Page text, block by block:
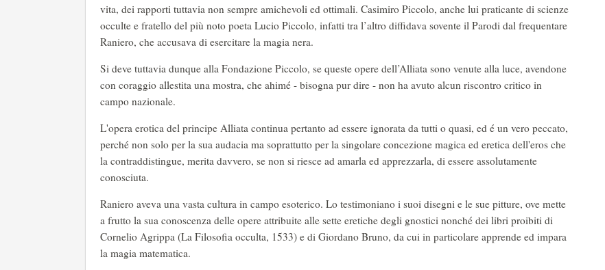
vita, dei rapporti tuttavia non sempre amichevoli ed ottimali. Casimiro Piccolo, anche lui praticante di scienze
occulte e fratello del più noto poeta Lucio Piccolo, infatti tra l’altro diffidava sovente il Parodi dal frequentare
Raniero, che accusava di esercitare la magia nera.
Si deve tuttavia dunque alla Fondazione Piccolo, se queste opere dell’Alliata sono venute alla luce, avendone
con coraggio allestita una mostra, che ahimé - bisogna pur dire - non ha avuto alcun riscontro critico in
campo nazionale.
L'opera erotica del principe Alliata continua pertanto ad essere ignorata da tutti o quasi, ed é un vero peccato,
perché non solo per la sua audacia ma soprattutto per la singolare concezione magica ed eretica dell'eros che
la contraddistingue, merita davvero, se non si riesce ad amarla ed apprezzarla, di essere assolutamente
conosciuta.
Raniero aveva una vasta cultura in campo esoterico. Lo testimoniano i suoi disegni e le sue pitture, ove mette
a frutto la sua conoscenza delle opere attribuite alle sette eretiche degli gnostici nonché dei libri proibiti di
Cornelio Agrippa (La Filosofia occulta, 1533) e di Giordano Bruno, da cui in particolare apprende ed impara
la magia matematica.